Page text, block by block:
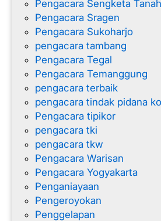
Pengacara Sengketa Tanah
Pengacara Sragen
Pengacara Sukoharjo
pengacara tambang
Pengacara Tegal
Pengacara Temanggung
pengacara terbaik
pengacara tindak pidana
Pengacara tipikor
pengacara tki
pengacara tkw
Pengacara Warisan
Pengacara Yogyakarta
Penganiayaan
Pengeroyokan
Penggelapan